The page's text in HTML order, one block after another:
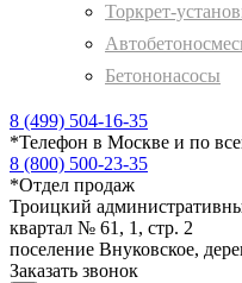
Торкрет-
Бетононасосы
8 (499) 504-16-35
*Телефон в Москве и по
8 (800) 500-23-35
*Отдел продаж
Троицкий
квартал № 61, 1, стр. 2
поселение Внуковское,
Заказать звонок